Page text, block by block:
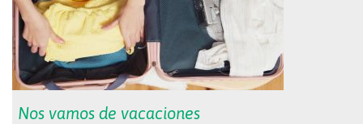
Nos vamos de vacaciones